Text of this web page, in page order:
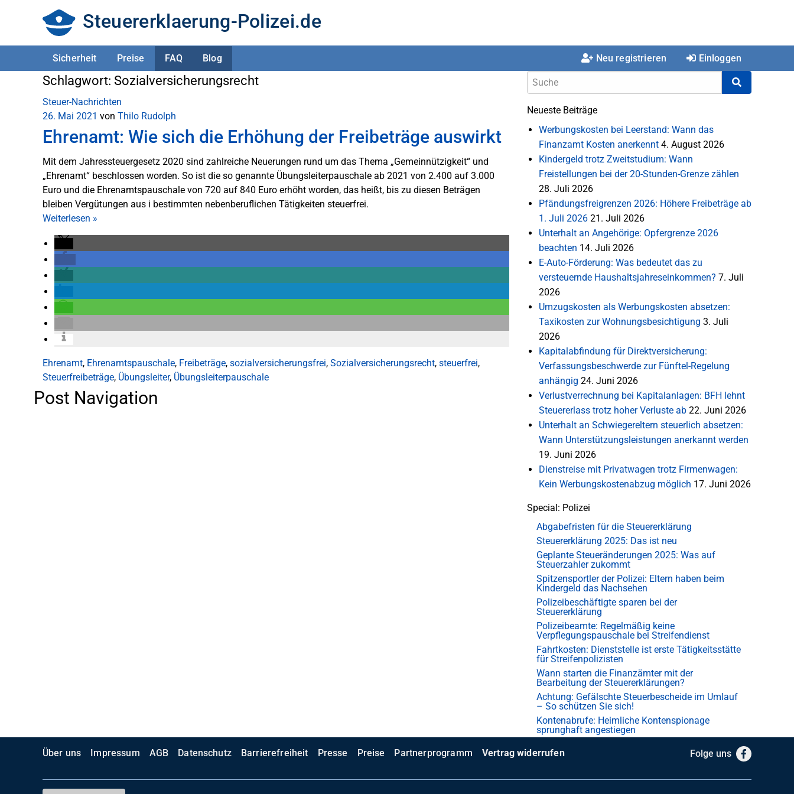
Steuererklaerung-Polizei.de
Sicherheit Preise FAQ Blog Neu registrieren Einloggen
Schlagwort: Sozialversicherungsrecht
Steuer-Nachrichten
26. Mai 2021 von Thilo Rudolph
Ehrenamt: Wie sich die Erhöhung der Freibeträge auswirkt
Mit dem Jahressteuergesetz 2020 sind zahlreiche Neuerungen rund um das Thema „Gemeinnützigkeit“ und
„Ehrenamt“ beschlossen worden. So ist die so genannte Übungsleiterpauschale ab 2021 von 2.400 auf 3.000
Euro und die Ehrenamtspauschale von 720 auf 840 Euro erhöht worden, das heißt, bis zu diesen Beträgen
bleiben Vergütungen aus i bestimmten nebenberuflichen Tätigkeiten steuerfrei.
Weiterlesen »
Ehrenamt, Ehrenamtspauschale, Freibeträge, sozialversicherungsfrei, Sozialversicherungsrecht, steuerfrei,
Steuerfreibeträge, Übungsleiter, Übungsleiterpauschale
Post Navigation
Neueste Beiträge
Werbungskosten bei Leerstand: Wann das
Finanzamt Kosten anerkennt 4. August 2026
Kindergeld trotz Zweitstudium: Wann
Freistellungen bei der 20-Stunden-Grenze zählen
28. Juli 2026
Pfändungsfreigrenzen 2026: Höhere Freibeträge ab
1. Juli 2026 21. Juli 2026
Unterhalt an Angehörige: Opfergrenze 2026
beachten 14. Juli 2026
E-Auto-Förderung: Was bedeutet das zu
versteuernde Haushaltsjahreseinkommen? 7. Juli
2026
Umzugskosten als Werbungskosten absetzen:
Taxikosten zur Wohnungsbesichtigung 3. Juli
2026
Kapitalabfindung für Direktversicherung:
Verfassungsbeschwerde zur Fünftel-Regelung
anhängig 24. Juni 2026
Verlustverrechnung bei Kapitalanlagen: BFH lehnt
Steuererlass trotz hoher Verluste ab 22. Juni 2026
Unterhalt an Schwiegereltern steuerlich absetzen:
Wann Unterstützungsleistungen anerkannt werden
19. Juni 2026
Dienstreise mit Privatwagen trotz Firmenwagen:
Kein Werbungskostenabzug möglich 17. Juni 2026
Special: Polizei
Abgabefristen für die Steuererklärung
Steuererklärung 2025: Das ist neu
Geplante Steueränderungen 2025: Was auf
Steuerzahler zukommt
Spitzensportler der Polizei: Eltern haben beim
Kindergeld das Nachsehen
Polizeibeschäftigte sparen bei der
Steuererklärung
Polizeibeamte: Regelmäßig keine
Verpflegungspauschale bei Streifendienst
Fahrtkosten: Dienststelle ist erste Tätigkeitsstätte
für Streifenpolizisten
Wann starten die Finanzämter mit der
Bearbeitung der Steuererklärungen?
Achtung: Gefälschte Steuerbescheide im Umlauf
– So schützen Sie sich!
Kontenabrufe: Heimliche Kontenspionage
sprunghaft angestiegen
Über uns Impressum AGB Datenschutz Barrierefreiheit Presse Preise Partnerprogramm Vertrag widerrufen Folge uns Facebook